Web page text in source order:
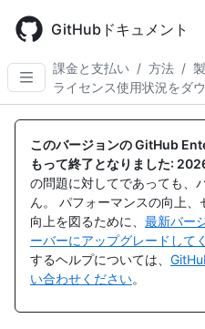
main
content
GitHubドキュメント
課金と支払い / 方法 /
ライセンス使用状況をダ
このバージョンの GitHub
もって終了となりました:
の問題に対してであっても、
ん。 パフォーマンスの向上
向上を図るために、 最新バー
ーバーにアップグレードして
するヘルプについては、
い合わせください。